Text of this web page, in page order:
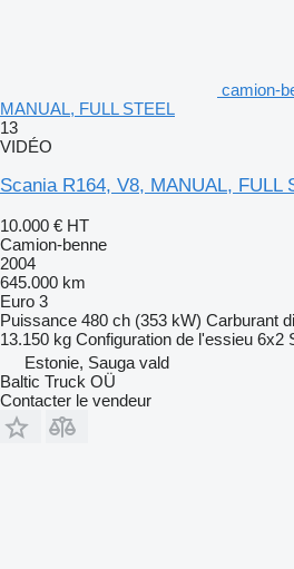
camion-
MANUAL, FULL STEEL
13
VIDÉO
Scania R164, V8, MANUAL, FULL
10.000 € HT
Camion-benne
2004
645.000 km
Euro 3
Puissance 480 ch (353 kW) Carburant
13.150 kg Configuration de l'essieu 6x2
Estonie, Sauga vald
Baltic Truck OÜ
Contacter le vendeur